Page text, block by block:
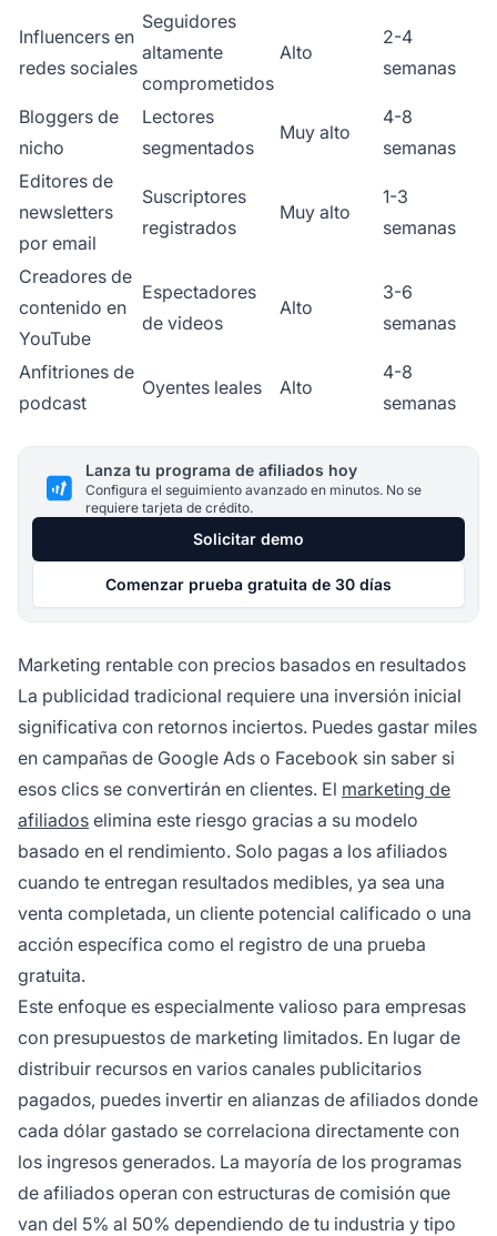
Influencers en
redes sociales
Seguidores
altamente
comprometidos
Alto
2-4
semanas
Bloggers de
nicho
Lectores
segmentados
Muy alto
4-8
semanas
Editores de
newsletters
por email
Suscriptores
registrados
Muy alto
1-3
semanas
Creadores de
contenido en
YouTube
Espectadores
de videos
Alto
3-6
semanas
Anfitriones de
podcast
Oyentes leales Alto
4-8
semanas
Lanza tu programa de afiliados hoy
Configura el seguimiento avanzado en minutos. No se
requiere tarjeta de crédito.
Solicitar demo
Comenzar prueba gratuita de 30 días
Marketing rentable con precios basados en resultados
La publicidad tradicional requiere una inversión inicial
significativa con retornos inciertos. Puedes gastar miles
en campañas de Google Ads o Facebook sin saber si
esos clics se convertirán en clientes. El marketing de
afiliados elimina este riesgo gracias a su modelo
basado en el rendimiento. Solo pagas a los afiliados
cuando te entregan resultados medibles, ya sea una
venta completada, un cliente potencial calificado o una
acción específica como el registro de una prueba
gratuita.
Este enfoque es especialmente valioso para empresas
con presupuestos de marketing limitados. En lugar de
distribuir recursos en varios canales publicitarios
pagados, puedes invertir en alianzas de afiliados donde
cada dólar gastado se correlaciona directamente con
los ingresos generados. La mayoría de los programas
de afiliados operan con estructuras de comisión que
van del 5% al 50% dependiendo de tu industria y tipo